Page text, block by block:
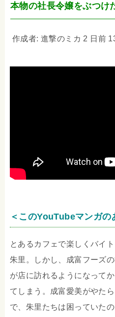
本物の社長令嬢をぶつけ
作成者: 進撃のミカ 2 日前
＜このYouTubeマンガの
とあるカフェで楽しくバイ
朱里。しかし、成富フーズ
が店に訪れるようになって
てしまう。成富愛美がやた
で、朱里たちは困っていた